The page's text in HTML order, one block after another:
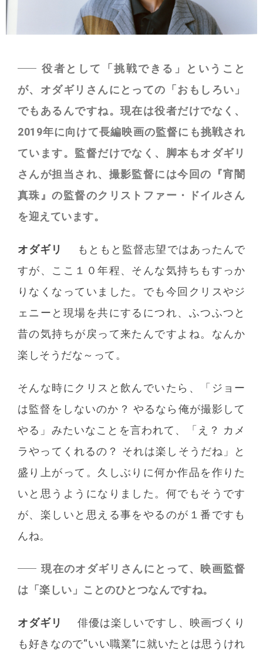
役者として「挑戦できる」ということ
が、オダギリさんにとっての「おもしろい」
でもあるんですね。現在は役者だけでなく、
2019年に向けて長編映画の監督にも挑戦され
ています。監督だけでなく、脚本もオダギリ
さんが担当され、撮影監督には今回の『宵闇
真珠』の監督のクリストファー・ドイルさん
を迎えています。
オダギリ
もともと監督志望ではあったんで
すが、ここ１０年程、そんな気持ちもすっか
りなくなっていました。でも今回クリスやジ
ェニーと現場を共にするにつれ、ふつふつと
昔の気持ちが戻って来たんですよね。なんか
楽しそうだな～って。
そんな時にクリスと飲んでいたら、「ジョー
は監督をしないのか？ やるなら俺が撮影して
やる」みたいなことを言われて、「え？ カメ
ラやってくれるの？ それは楽しそうだね」と
盛り上がって。久しぶりに何か作品を作りた
いと思うようになりました。何でもそうです
が、楽しいと思える事をやるのが１番ですも
んね。
現在のオダギリさんにとって、映画監督
は「楽しい」ことのひとつなんですね。
オダギリ
俳優は楽しいですし、映画づくり
も好きなので“いい職業”に就いたとは思うけれ